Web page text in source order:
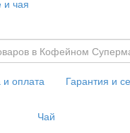
и чая
и оплата Гарантия и
Чай